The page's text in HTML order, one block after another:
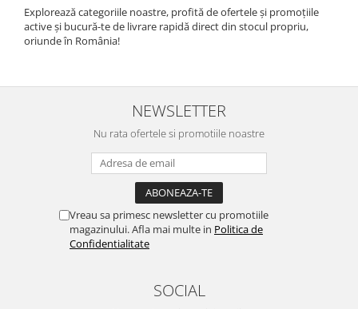
Explorează categoriile noastre, profită de ofertele și promoțiile
active și bucură-te de livrare rapidă direct din stocul propriu,
oriunde în România!
NEWSLETTER
Nu rata ofertele si promotiile noastre
Vreau sa primesc newsletter cu promotiile
magazinului. Afla mai multe in Politica de
Confidentialitate
SOCIAL